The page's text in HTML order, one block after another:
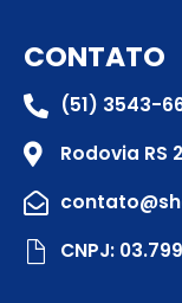
CONTATO
(51) 3543-
Rodovia RS
CNPJ: